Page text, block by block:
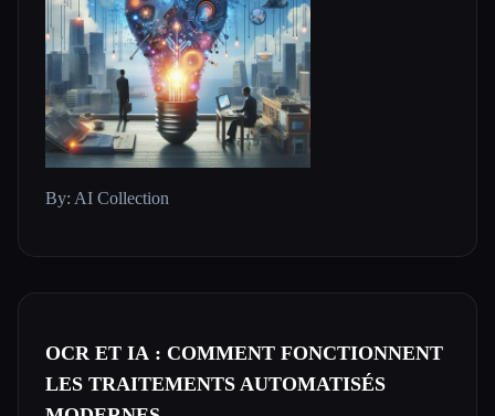
By: AI Collection
OCR ET IA : COMMENT FONCTIONNENT
LES TRAITEMENTS AUTOMATISÉS